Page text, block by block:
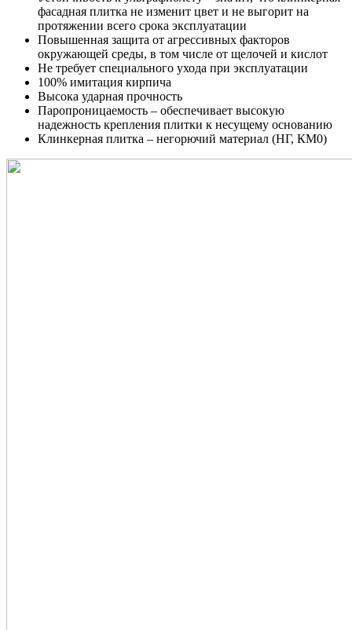
фасадная плитка не изменит цвет и не выгорит на
протяжении всего срока эксплуатации
Повышенная защита от агрессивных факторов
окружающей среды, в том числе от щелочей и кислот
Не требует специального ухода при эксплуатации
100% имитация кирпича
Высока ударная прочность
Паропроницаемость – обеспечивает высокую
надежность крепления плитки к несущему основанию
Клинкерная плитка – негорючий материал (НГ, КМ0)